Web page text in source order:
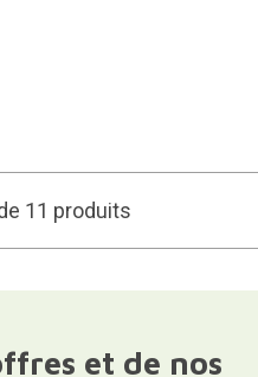
11 produits
et de nos